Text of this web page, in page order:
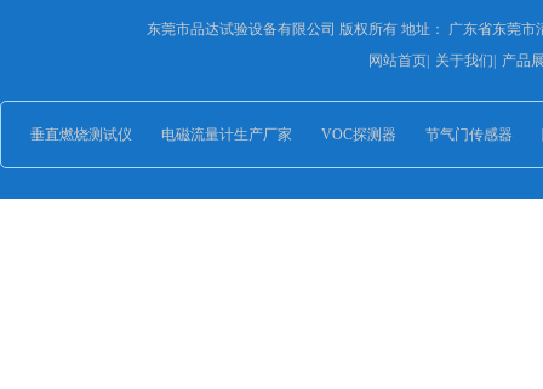
东莞市品达试验设备有限公司 版权所有 地址： 广东省东莞
网站首页| 关于我们 产品
垂直燃烧测试仪 电磁流量计生产厂家 VOC探测器 节气门传感器